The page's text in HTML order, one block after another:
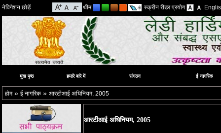
नेविगेशन छोड़ें थीम स्क्रीन रीडर प्रयोग
मुख पृष्ठ हमारे बारे में संगठन ई नागरिक
होम» ई नागरिक » आरटीआई अधिनियम, 2005
आरटीआई अधिनियम, 2005